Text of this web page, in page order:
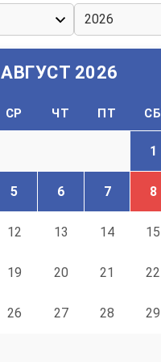
АВГУСТ 2026
СР ЧТ ПТ СБ
1
5 6 7 8
12 13 14 15
19 20 21 22
26 27 28 29